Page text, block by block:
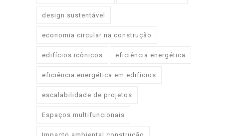
design sustentável
economia circular na construção
edifícios icônicos eficiência energética
eficiência energética em edifícios
escalabilidade de projetos
Espaços multifuncionais